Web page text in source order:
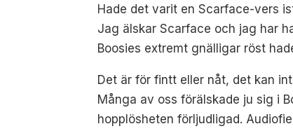
Hade det varit en Scarface-vers
Jag älskar Scarface och jag har
Boosies extremt gnälligar röst
Det är för fintt eller nåt, det kan
Många av oss förälskade ju sig i
hopplösheten förljudligad.